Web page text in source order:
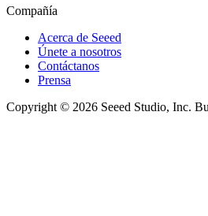
Compañía
Acerca de Seeed
Únete a nosotros
Contáctanos
Prensa
Copyright © 2026 Seeed Studio, Inc.